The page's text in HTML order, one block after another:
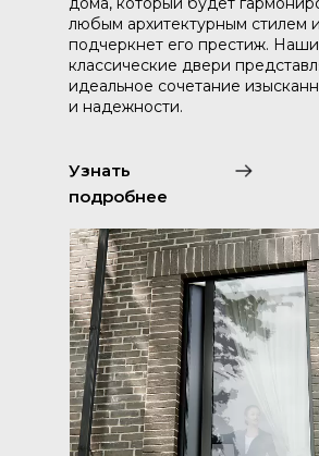
Узнать
подробнее
любым архитектурным стилем и
подчеркнет его престиж. Наши
классические двери
идеальное сочетание
и надежности.